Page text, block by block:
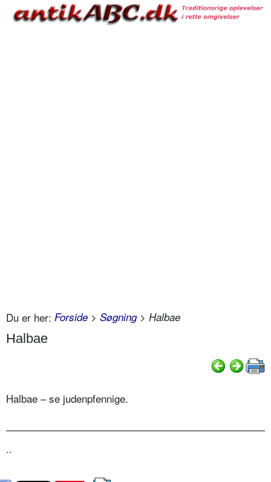
Du er her: Forside > Søgning> Halbae
Halbae
Halbae – se judenpfennige.
..